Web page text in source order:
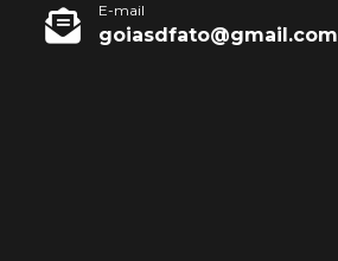
E-mail
goiasdfato@gmail.com